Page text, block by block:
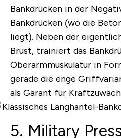
Bankdrücken in der
Bankdrücken (wo die
liegt). Neben der
Brust, trainiert das
Oberarmmuskulatur in
gerade die enge
als Garant für
5. Military